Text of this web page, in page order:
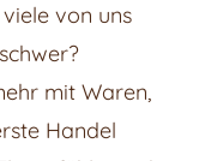
von uns
mit Waren,
Handel